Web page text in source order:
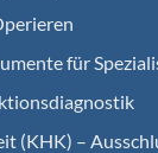
für
(KHK) –